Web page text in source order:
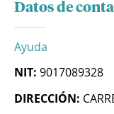
Datos de
Ayuda
NIT: 9017089328
DIRECCIÓN: